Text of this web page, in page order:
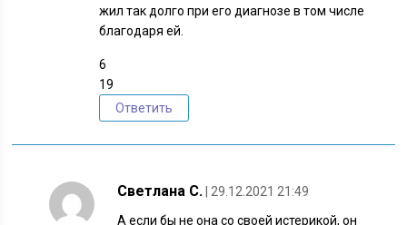
жил так долго при его диагнозе в том числе
благодаря ей.
6
19
Ответить
Светлана С.
| 29.12.2021 21:49
А если бы не она со своей истерикой, он